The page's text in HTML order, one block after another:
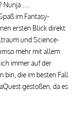
Nunja …
im Fantasy-
ersten Blick direkt
und Science-
mehr mit allem
immer auf der
bin, die im besten Fall
gestoßen, da es